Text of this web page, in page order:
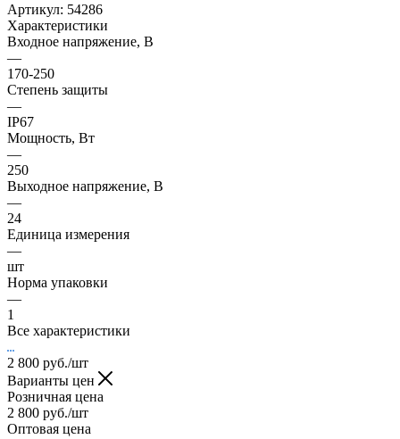
Артикул: 54286
Характеристики
Входное напряжение, В
—
170-250
Степень защиты
—
IP67
Мощность, Вт
—
250
Выходное напряжение, В
—
24
Единица измерения
—
шт
Норма упаковки
—
1
Все характеристики
2 800 руб./шт
Варианты цен
Розничная цена
2 800 руб./шт
Оптовая цена